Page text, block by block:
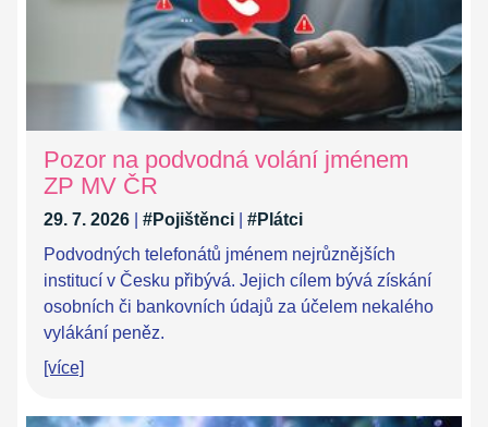
Pozor na podvodná volání jménem
ZP MV ČR
29. 7. 2026 #Pojištěnci
#Plátci
Podvodných telefonátů jménem nejrůznějších
institucí v Česku přibývá. Jejich cílem bývá získání
osobních či bankovních údajů za účelem nekalého
vylákání peněz.
[více]